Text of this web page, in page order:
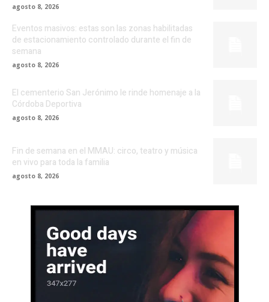
agosto 8, 2026
Eventos masivos: estas son las zonas habilitadas
de estacionamiento controlado durante el fin de
semana
agosto 8, 2026
El cementerio San Jerónimo le rinde homenaje a la
Córdoba Deportiva
agosto 8, 2026
Fin de semana en el MMAU: circo, teatro y música
en vivo para toda la familia
agosto 8, 2026